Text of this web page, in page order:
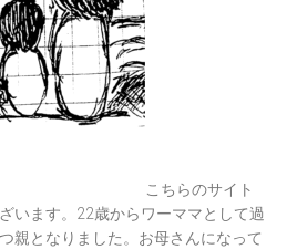
こちらのサイト
います。22歳からワーママとして過
親となりました。お母さんになって